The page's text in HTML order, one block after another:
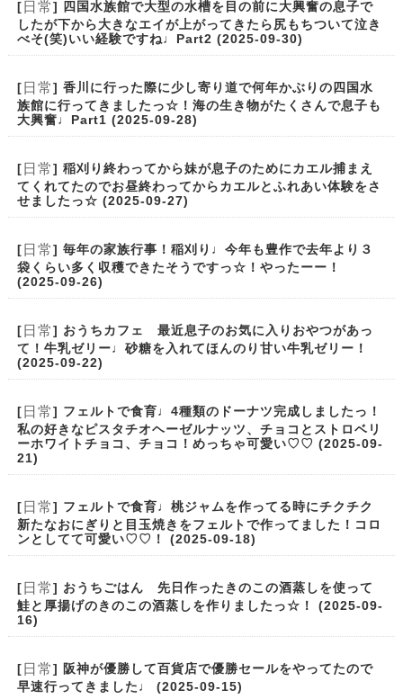
[ 日常] 四国水族館で大型の水槽を目の前に大興奮の息子で
したが下から大きなエイが上がってきたら尻もちついて泣き
べそ(笑)いい経験ですね♩Part2 (2025-09-30)
[ 日常] 香川に行った際に少し寄り道で何年かぶりの四国水
族館に行ってきましたっ☆！海の生き物がたくさんで息子も
大興奮♩Part1 (2025-09-28)
[ 日常] 稲刈り終わってから妹が息子のためにカエル捕まえ
てくれてたのでお昼終わってからカエルとふれあい体験をさ
せましたっ☆ (2025-09-27)
[ 日常] 毎年の家族行事！稲刈り♩今年も豊作で去年より３
袋くらい多く収穫できたそうですっ☆！やったーー！
(2025-09-26)
[ 日常] おうちカフェ 最近息子のお気に入りおやつがあっ
て！牛乳ゼリー♩砂糖を入れてほんのり甘い牛乳ゼリー！
(2025-09-22)
[ 日常] フェルトで食育♩4種類のドーナツ完成しましたっ！
私の好きなピスタチオヘーゼルナッツ、チョコとストロベリ
ーホワイトチョコ、チョコ！めっちゃ可愛い♡♡ (2025-09-
21)
[ 日常] フェルトで食育♩桃ジャムを作ってる時にチクチク
新たなおにぎりと目玉焼きをフェルトで作ってました！コロ
ンとしてて可愛い♡♡！ (2025-09-18)
[ 日常] おうちごはん 先日作ったきのこの酒蒸しを使って
鮭と厚揚げのきのこの酒蒸しを作りましたっ☆！ (2025-09-
16)
[ 日常] 阪神が優勝して百貨店で優勝セールをやってたので
早速行ってきました♩ (2025-09-15)